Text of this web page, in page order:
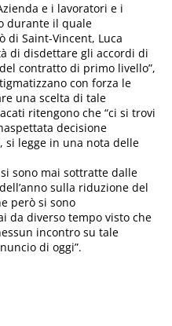
e i lavoratori e i
durante il quale
di Saint-Vincent, Luca
di disdettare gli accordi di
contratto di primo livello”,
con forza le
una scelta di tale
ritengono che “ci si trovi
decisione
si legge in una nota delle
sono mai sottratte dalle
sulla riduzione del
però si sono
da diverso tempo visto che
incontro su tale
di oggi”.